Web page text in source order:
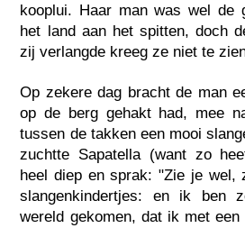
kooplui. Haar man was wel de
het land aan het spitten, doch
zij verlangde kreeg ze niet te
Op zekere dag bracht de man
op de berg gehakt had, mee
tussen de takken een mooi
zuchtte Sapatella (want zo
heel diep en sprak: "Zie je wel,
slangenkindertjes: en ik ben
wereld gekomen, dat ik met